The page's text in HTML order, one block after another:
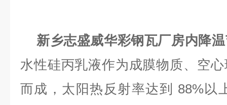
新乡志盛威华彩钢瓦厂房内降
水性硅丙乳液作为成膜物质、空
而成，太阳热反射率达到 88%以